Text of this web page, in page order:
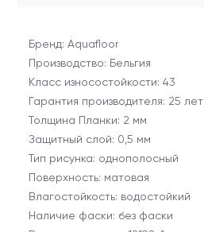
Бренд: Aquafloor
Производство: Бельгия
Класс износостойкости: 43
Гарантия производителя: 25 лет
Толщина Планки: 2 мм
Защитный слой: 0,5 мм
Тип рисунка: однополосный
Поверхность: матовая
Влагостойкость: водостойкий
Наличие фаски: без фаски